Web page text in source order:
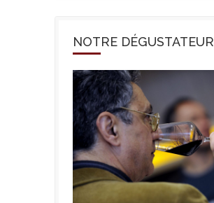
NOTRE DÉGUSTATEUR